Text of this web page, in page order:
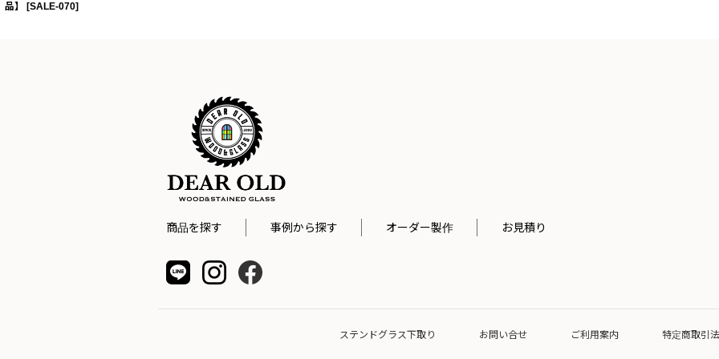
品】
[SALE-070]
商品を探す 事例から探す オーダー製作 お見積り
ステンドグラス下取り お問い合せ ご利用案内 特定商取引